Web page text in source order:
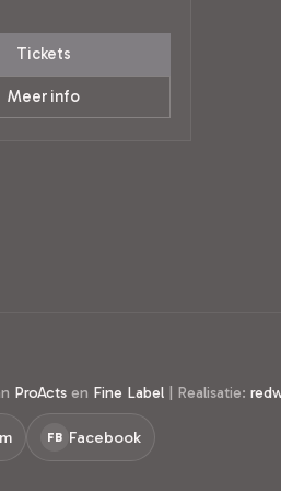
Tickets
Meer info
ProActs en Fine Label | Realisatie:
FB Facebook